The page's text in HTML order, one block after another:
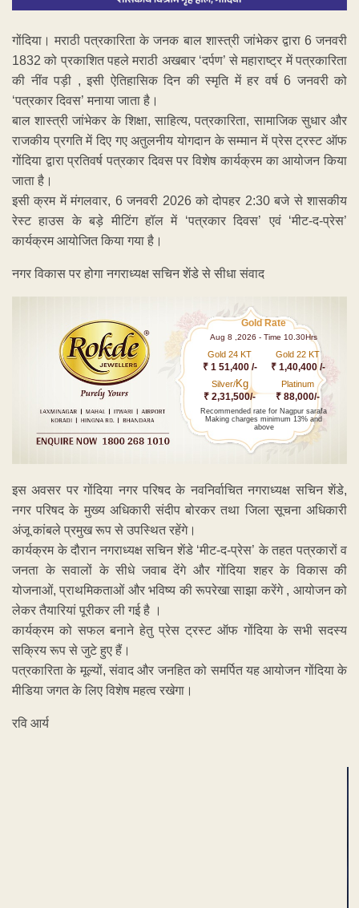
गोंदिया। मराठी पत्रकारिता के जनक बाल शास्त्री जांभेकर द्वारा 6 जनवरी
1832 को प्रकाशित पहले मराठी अखबार ‘दर्पण’ से महाराष्ट्र में पत्रकारिता
की नींव पड़ी , इसी ऐतिहासिक दिन की स्मृति में हर वर्ष 6 जनवरी को
‘पत्रकार दिवस’ मनाया जाता है।
बाल शास्त्री जांभेकर के शिक्षा, साहित्य, पत्रकारिता, सामाजिक सुधार और
राजकीय प्रगति में दिए गए अतुलनीय योगदान के सम्मान में प्रेस ट्रस्ट ऑफ
गोंदिया द्वारा प्रतिवर्ष पत्रकार दिवस पर विशेष कार्यक्रम का आयोजन किया
जाता है।
इसी क्रम में मंगलवार, 6 जनवरी 2026 को दोपहर 2:30 बजे से शासकीय
रेस्ट हाउस के बड़े मीटिंग हॉल में ‘पत्रकार दिवस’ एवं ‘मीट-द-प्रेस’
कार्यक्रम आयोजित किया गया है।
नगर विकास पर होगा नगराध्यक्ष सचिन शेंडे से सीधा संवाद
Gold Rate
Aug 8 ,2026 - Time 10.30Hrs
Gold 24 KT
₹ 1 51,400 /-
Gold 22 KT
₹ 1,40,400 /-
Silver/Kg
₹ 2,31,500/-
Platinum
₹ 88,000/-
Recommended rate for Nagpur sarafa
Making charges minimum 13% and
above
इस अवसर पर गोंदिया नगर परिषद के नवनिर्वाचित नगराध्यक्ष सचिन शेंडे,
नगर परिषद के मुख्य अधिकारी संदीप बोरकर तथा जिला सूचना अधिकारी
अंजू कांबले प्रमुख रूप से उपस्थित रहेंगे।
कार्यक्रम के दौरान नगराध्यक्ष सचिन शेंडे ‘मीट-द-प्रेस’ के तहत पत्रकारों व
जनता के सवालों के सीधे जवाब देंगे और गोंदिया शहर के विकास की
योजनाओं, प्राथमिकताओं और भविष्य की रूपरेखा साझा करेंगे , आयोजन को
लेकर तैयारियां पूरीकर ली गई है ।
कार्यक्रम को सफल बनाने हेतु प्रेस ट्रस्ट ऑफ गोंदिया के सभी सदस्य
सक्रिय रूप से जुटे हुए हैं।
पत्रकारिता के मूल्यों, संवाद और जनहित को समर्पित यह आयोजन गोंदिया के
मीडिया जगत के लिए विशेष महत्व रखेगा।
रवि आर्य